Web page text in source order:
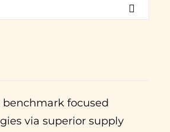
benchmark focused
via superior supply